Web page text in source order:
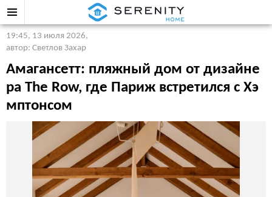
19:45, 13 июля 2026,
автор: Светлов Захар
Амагансетт: пляжный дом от дизайне
ра The Row, где Париж встретился с Хэ
мптонсом